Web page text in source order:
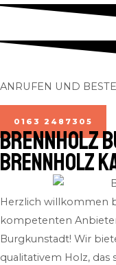
ANRUFEN UND
0163 2487305
Brennholz
Herzlich willkommen
kompetenten
Burgkunstadt! Wir
qualitativem Holz, das